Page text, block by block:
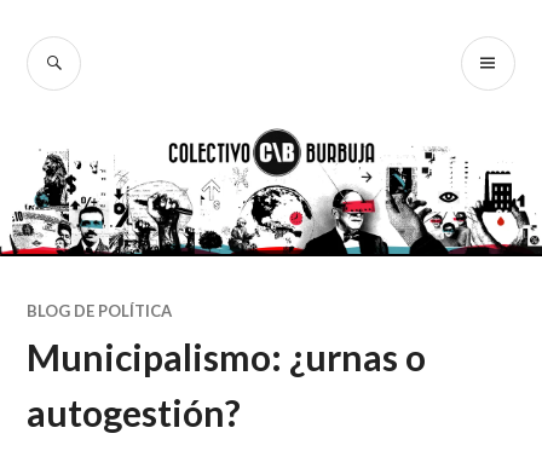
contenido
BUSCAR
BLOG DE POLÍTICA
Municipalismo: ¿urnas o
autogestión?